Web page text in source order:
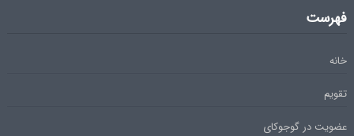
فهرست
خانه
تقویم
عضویت در گوجوکای